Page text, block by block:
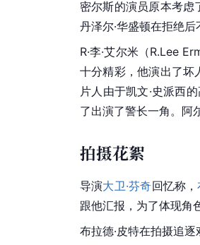
密尔斯的演员原本考虑
丹泽尔·华盛顿在拒绝
R·李·艾尔米（R.Lee
十分精彩，他演出了坏
片人由于凯文·史派西
了出演了警长一角。阿
拍摄花絮
导演大卫·芬奇回忆称，
跟他汇报，为了体现角
布拉德·皮特在拍摄追